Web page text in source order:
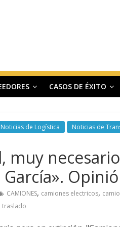
CASOS DE ÉXITO
Noticias de Logística Noticias de
muy
CAMIONES, camiones electricos,
traslado